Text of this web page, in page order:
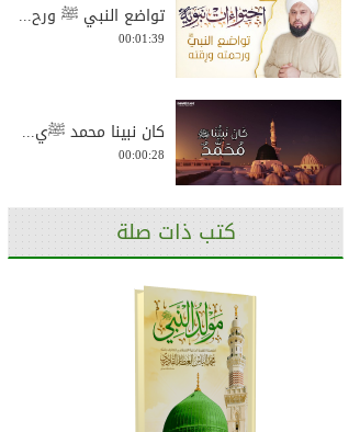
تواضع النبي ﷺ ورح...
00:01:39
كان نبينا محمد ﷺي...
00:00:28
مولد البرزنجي : ا...
أخلاقه الشريفة ع...
00:02:56
كتب ذات صلة